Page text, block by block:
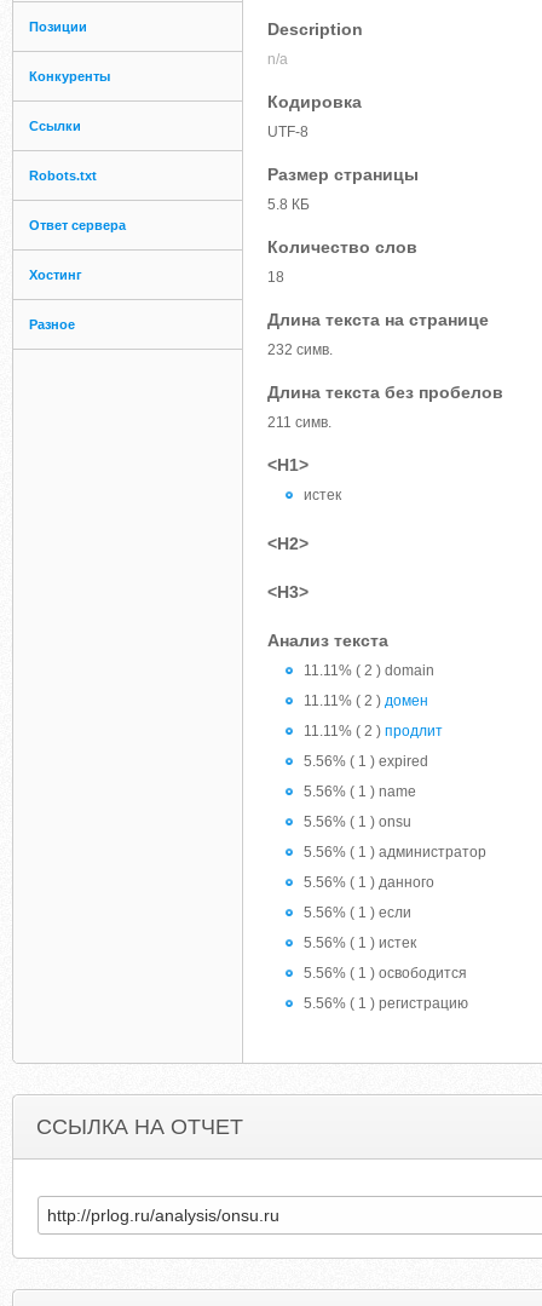
Позиции
Конкуренты
Ссылки
Robots.txt
Ответ сервера
Хостинг
Разное
Description
n/a
Кодировка
UTF-8
Размер страницы
5.8 КБ
Количество слов
18
Длина текста на странице
232 симв.
Длина текста без пробелов
211 симв.
<H1>
истек
<H2>
<H3>
Анализ текста
11.11% ( 2 ) domain
11.11% ( 2 ) домен
11.11% ( 2 ) продлит
5.56% ( 1 ) expired
5.56% ( 1 ) name
5.56% ( 1 ) onsu
5.56% ( 1 ) администратор
5.56% ( 1 ) данного
5.56% ( 1 ) если
5.56% ( 1 ) истек
5.56% ( 1 ) освободится
5.56% ( 1 ) регистрацию
ССЫЛКА НА ОТЧЕТ